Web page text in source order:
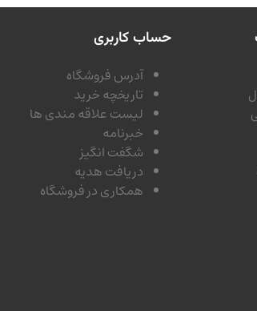
حساب کاربری
آدرس فروشگاه
تاریخچه خرید
لیست علاقه مندی ها
خبرنامه
شگفت انگیز
دریافت هدیه
همکاری در فروشگاه